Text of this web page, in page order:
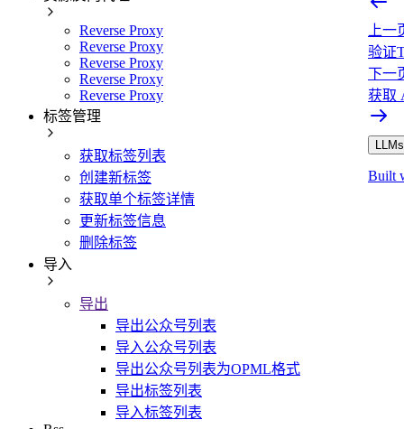
Reverse Proxy
Reverse Proxy
Reverse Proxy
Reverse Proxy
Reverse Proxy
标签管理
获取标签列表
创建新标签
获取单个标签详情
更新标签信息
删除标签
导入
导出
导出公众号列表
导入公众号列表
导出公众号列表为OPML格式
导出标签列表
导入标签列表
上一
验证
下一
获取
Built